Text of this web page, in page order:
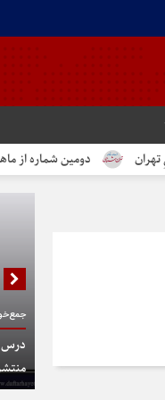
دومین شماره از ماهنامه
درس